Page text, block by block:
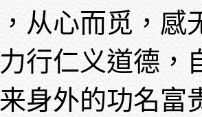
从心而觅，感
行仁义道德，
身外的功名富